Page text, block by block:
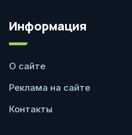
Информация
О сайте
Реклама на сайте
Контакты